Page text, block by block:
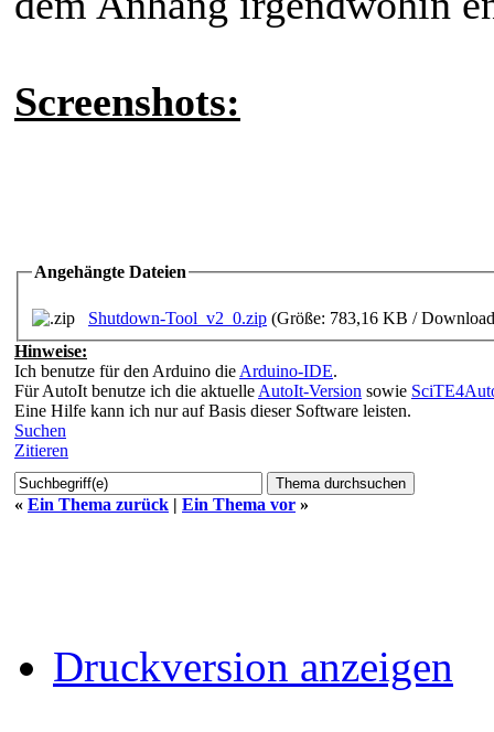
Screenshots:
Angehängte Dateien
Shutdown-Tool_v2_0.zip (Größe: 783,16 KB /
Hinweise:
Ich benutze für den Arduino die Arduino-IDE.
Für AutoIt benutze ich die aktuelle AutoIt-Version sowie
Eine Hilfe kann ich nur auf Basis dieser Software leisten.
Suchen
Zitieren
« Ein Thema zurück | Ein Thema vor »
Druckversion anzeigen